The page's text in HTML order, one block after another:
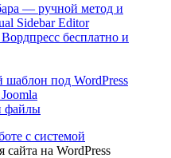
— ручной метод и
Sidebar Editor
бесплатно и
шаблон под WordPress
файлы
с системой
на WordPress